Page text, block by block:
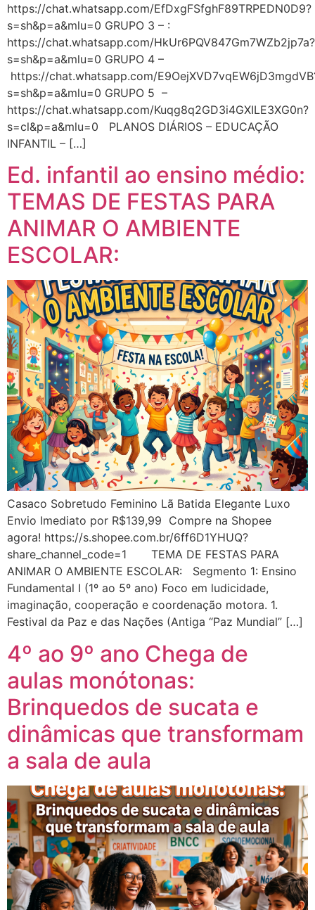
https://chat.whatsapp.com/EfDxgFSfghF89TRPEDN0D9?
s=sh&p=a&mlu=0 GRUPO 3 – :
https://chat.whatsapp.com/HkUr6PQV847Gm7WZb2jp7a?
s=sh&p=a&mlu=0 GRUPO 4 –
https://chat.whatsapp.com/
s=sh&p=a&mlu=0 GRUPO 5 –
https://chat.whatsapp.com/Kuqg8q2GD3i4GXILE3XG0n?
s=cl&p=a&mlu=0 PLANOS DIÁRIOS – EDUCAÇÃO
INFANTIL – […]
Ed. infantil ao ensino médio:
TEMAS DE FESTAS PARA
ANIMAR O AMBIENTE
ESCOLAR:
Casaco Sobretudo Feminino Lã Batida Elegante Luxo
Envio Imediato por R$139,99 Compre na Shopee
agora! https://s.shopee.com.br/6ff6D1YHUQ?
share_channel_code=1 TEMA DE FESTAS PARA
ANIMAR O AMBIENTE ESCOLAR: Segmento 1: Ensino
Fundamental I (1º ao 5º ano) Foco em ludicidade,
imaginação, cooperação e coordenação motora. 1.
Festival da Paz e das Nações (Antiga “Paz Mundial” […]
4º ao 9º ano Chega de
aulas monótonas:
Brinquedos de sucata e
dinâmicas que transformam
a sala de aula